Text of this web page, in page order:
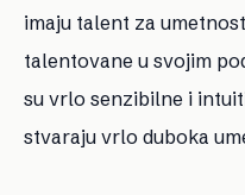
imaju talent za
talentovane u svojim
su vrlo senzibilne i
stvaraju vrlo duboka